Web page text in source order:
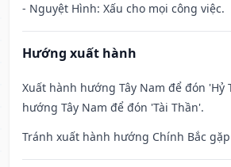
- Nguyệt Hình: Xấu cho mọi công việc.
Hướng xuất hành
Xuất hành hướng Tây Nam để đón 'Hỷ
hướng Tây Nam để đón 'Tài Thần'.
Tránh xuất hành hướng Chính Bắc